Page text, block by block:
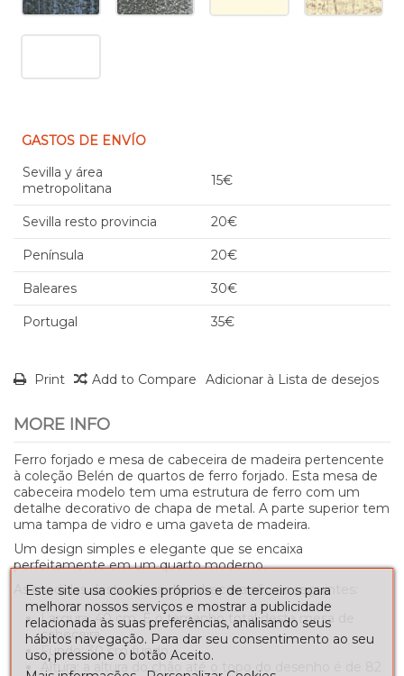
GASTOS DE ENVÍO
Sevilla y área
metropolitana
15€
Sevilla resto provincia 20€
Península 20€
Baleares 30€
Portugal 35€
Print Add to Compare Adicionar à Lista de desejos
MORE INFO
Ferro forjado e mesa de cabeceira de madeira pertencente
à coleção Belén de quartos de ferro forjado. Esta mesa de
cabeceira modelo tem uma estrutura de ferro com um
detalhe decorativo de chapa de metal. A parte superior tem
uma tampa de vidro e uma gaveta de madeira.
Um design simples e elegante que se encaixa
perfeitamente em um quarto moderno.
As medidas desta mesa de cabeceira são as seguintes:
Largura: 40 cm. É o tamanho total desta mesa de
cabeceira.
Fundo: 30 cm fundo
Altura: a altura do chão até o topo do desenho é de 82
Este site usa cookies próprios e de terceiros para
melhorar nossos serviços e mostrar a publicidade
relacionada às suas preferências, analisando seus
hábitos navegação. Para dar seu consentimento ao seu
uso, pressione o botão Aceito.